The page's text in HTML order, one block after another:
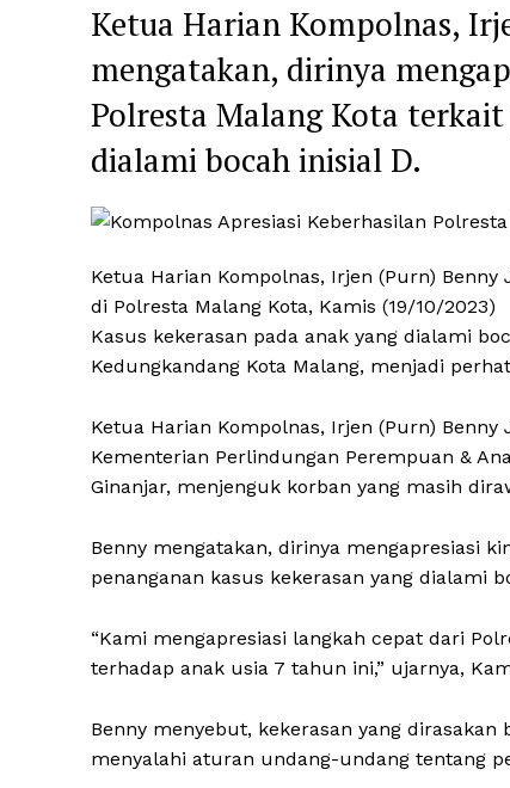
Ketua Harian Kompolnas,
mengatakan, dirinya
Polresta Malang Kota terkait
dialami bocah inisial D.
Ketua Harian Kompolnas, Irjen (Purn)
di Polresta Malang Kota, Kamis (19/10/2023)
Kasus kekerasan pada anak yang dialami
Kedungkandang Kota Malang, menjadi
Ketua Harian Kompolnas, Irjen (Purn)
Kementerian Perlindungan Perempuan &
Ginanjar, menjenguk korban yang masih
Benny mengatakan, dirinya mengapresiasi
penanganan kasus kekerasan yang dialami
“Kami mengapresiasi langkah cepat dari
terhadap anak usia 7 tahun ini,” ujarnya,
Benny menyebut, kekerasan yang
menyalahi aturan undang-undang tentang